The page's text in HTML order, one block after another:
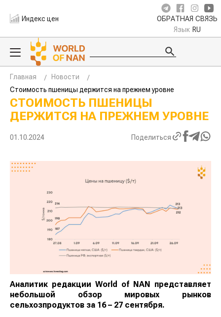
Индекс цен ОБРАТНАЯ СВЯЗЬ
Язык RU
Главная
Новости
Стоимость пшеницы держится на прежнем уровне
СТОИМОСТЬ ПШЕНИЦЫ
ДЕРЖИТСЯ НА ПРЕЖНЕМ УРОВНЕ
01.10.2024 Поделиться
Аналитик редакции World of NAN представляет
небольшой обзор мировых рынков
сельхозпродуктов за 16 – 27 сентября.